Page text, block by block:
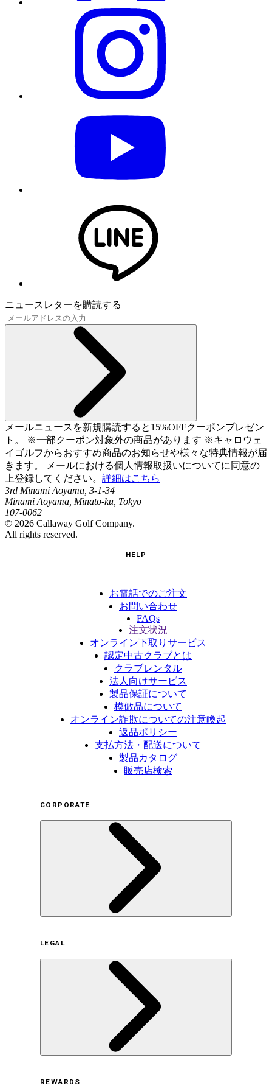
ニュースレターを購読する
メールニュースを新規購読すると15%OFFクーポンプレゼン
ト。 ※一部クーポン対象外の商品があります ※キャロウェ
イゴルフからおすすめ商品のお知らせや様々な特典情報が届
きます。 メールにおける個人情報取扱いについてに同意の
上登録してください。 詳細はこちら
3rd Minami Aoyama, 3-1-34
Minami Aoyama, Minato-ku, Tokyo
107-0062
© 2026 Callaway Golf Company.
All rights reserved.
HELP
お電話でのご注文
お問い合わせ
FAQs
注文状況
オンライン下取りサービス
認定中古クラブとは
クラブレンタル
法人向けサービス
製品保証について
模倣品について
オンライン詐欺についての注意喚起
返品ポリシー
支払方法・配送について
製品カタログ
販売店検索
CORPORATE
サステナビリティの取り組み（日本）
サステナビリティの取り組み（米国/英語）
ヒストリー
採用情報
LEGAL
REWARDS